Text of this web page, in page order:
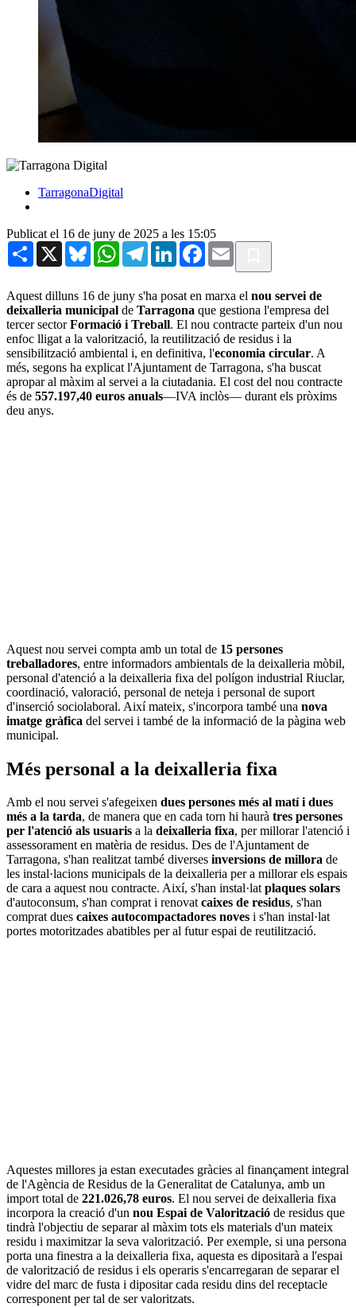
TarragonaDigital
Publicat el 16 de juny de 2025 a les 15:05
Share X BlueskyWhatsAppTelegramLinkedInFacebook
Email
Aquest dilluns 16 de juny s'ha posat en marxa el nou servei de
deixalleria municipal de Tarragona que gestiona l'empresa del
tercer sectorFormació i Treball. El nou contracte parteix d'un nou
enfoc lligat a la valorització, la reutilització de residus i la
sensibilització ambiental i, en definitiva, l'economia circular. A
més, segons ha explicat l'Ajuntament de Tarragona, s'ha buscat
apropar al màxim al servei a la ciutadania. El cost del nou contracte
és de 557.197,40 euros anuals—IVA inclòs— durant els pròxims
deu anys.
Aquest nou servei compta amb un total de 15 persones
treballadores, entre informadors ambientals de la deixalleria mòbil,
personal d'atenció a la deixalleria fixa del polígon industrial Riuclar,
coordinació, valoració, personal de neteja i personal de suport
d'inserció sociolaboral. Així mateix, s'incorpora també una nova
imatge gràfica del servei i també de la informació de la pàgina web
municipal.
Més personal a la deixalleria fixa
Amb el nou servei s'afegeixen dues persones més al matí i dues
més a la tarda, de manera que en cada torn hi haurà tres persones
per l'atenció als usuaris a la deixalleria fixa, per millorar l'atenció i
assessorament en matèria de residus. Des de l'Ajuntament de
Tarragona, s'han realitzat també diverses inversions de millora de
les instal·lacions municipals de la deixalleria per a millorar els espais
de cara a aquest nou contracte. Així, s'han instal·latplaques solars
d'autoconsum, s'han comprat i renovatcaixes de residus, s'han
comprat dues caixes autocompactadores noves i s'han instal·lat
portes motoritzades abatibles per al futur espai de reutilització.
Aquestes millores ja estan executades gràcies al finançament integral
de l'Agència de Residus de la Generalitat de Catalunya, amb un
import total de 221.026,78 euros. El nou servei de deixalleria fixa
incorpora la creació d'un nou Espai de Valorització de residus que
tindrà l'objectiu de separar al màxim tots els materials d'un mateix
residu i maximitzar la seva valorització. Per exemple, si una persona
porta una finestra a la deixalleria fixa, aquesta es dipositarà a l'espai
de valorització de residus i els operaris s'encarregaran de separar el
vidre del marc de fusta i dipositar cada residu dins del receptacle
corresponent per tal de ser valoritzats.